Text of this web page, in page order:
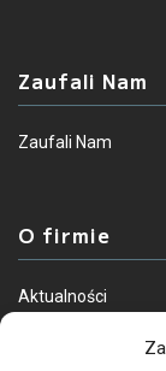
Zaufali Nam
Zaufali Nam
O firmie
Aktualności